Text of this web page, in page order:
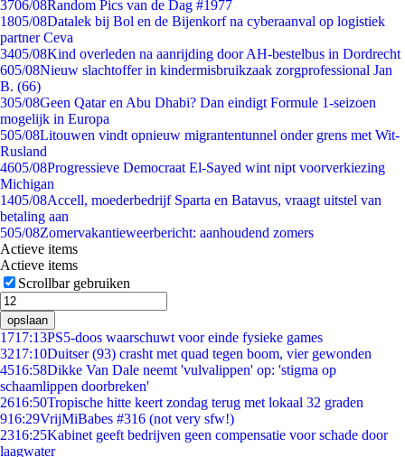
3706/08Random Pics van de Dag #1977
1805/08Datalek bij Bol en de Bijenkorf na cyberaanval op logistiek
partner Ceva
3405/08Kind overleden na aanrijding door AH-bestelbus in Dordrecht
605/08Nieuw slachtoffer in kindermisbruikzaak zorgprofessional Jan
B. (66)
305/08Geen Qatar en Abu Dhabi? Dan eindigt Formule 1-seizoen
mogelijk in Europa
505/08Litouwen vindt opnieuw migrantentunnel onder grens met Wit-
Rusland
4605/08Progressieve Democraat El-Sayed wint nipt voorverkiezing
Michigan
1405/08Accell, moederbedrijf Sparta en Batavus, vraagt uitstel van
betaling aan
505/08Zomervakantieweerbericht: aanhoudend zomers
Actieve items
Actieve items
Scrollbar gebruiken
opslaan
1717:13PS5-doos waarschuwt voor einde fysieke games
3217:10Duitser (93) crasht met quad tegen boom, vier gewonden
4516:58Dikke Van Dale neemt 'vulvalippen' op: 'stigma op
schaamlippen doorbreken'
2616:50Tropische hitte keert zondag terug met lokaal 32 graden
916:29VrijMiBabes #316 (not very sfw!)
2316:25Kabinet geeft bedrijven geen compensatie voor schade door
laagwater